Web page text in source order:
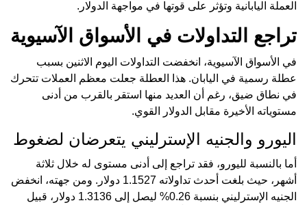
العملة اليابانية وتؤثر على قوتها في مواجهة الدولار.
تراجع التداولات في الأسواق الآسيوية
في الأسواق الآسيوية، انخفضت التداولات اليوم الاثنين بسبب
عطلة رسمية في اليابان. هذا العطلة جعلت معظم العملات تتحرك
في نطاق ضيق، رغم أن العديد منها استقر بالقرب من أدنى
مستوياته الأخيرة مقابل الدولار القوي.
اليورو والجنيه الإسترليني يتعرضان لضغوط
أما بالنسبة لليورو، فقد تراجع إلى أدنى مستوى له خلال ثلاثة
أشهر، حيث بلغت أحدث تداولاته 1.1527 دولار. ومن جهته، انخفض
الجنيه الإسترليني بنسبة 0.26% ليصل إلى 1.3136 دولار، قبيل